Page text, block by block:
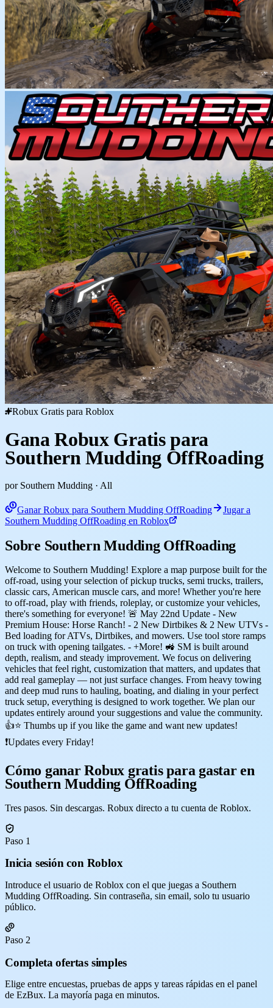
Robux Gratis para Roblox
Gana Robux Gratis para
Southern Mudding OffRoading
por Southern Mudding · All
Ganar Robux para Southern Mudding OffRoading
Jugar a
Southern Mudding OffRoading en Roblox
Sobre Southern Mudding OffRoading
Welcome to Southern Mudding! Explore a map purpose built for the
off-road, using your selection of pickup trucks, semi trucks, trailers,
classic cars, American muscle cars, and more! Whether you're here
to off-road, play with friends, roleplay, or customize your vehicles,
there's something for everyone! 🚨 May 22nd Update - New
Premium House: Horse Ranch! - 2 New Dirtbikes & 2 New UTVs -
Bed loading for ATVs, Dirtbikes, and mowers. Use tool store ramps
on truck with opening tailgates. - +More! 🚜 SM is built around
depth, realism, and steady improvement. We focus on delivering
vehicles that feel right, customization that matters, and updates that
add real gameplay — not just surface changes. From heavy towing
and deep mud runs to hauling, boating, and dialing in your perfect
truck setup, everything is designed to work together. We plan our
updates entirely around your suggestions and value the community.
👍⭐ Thumbs up if you like the game and want new updates!
❗Updates every Friday!
Cómo ganar Robux gratis para gastar en
Southern Mudding OffRoading
Tres pasos. Sin descargas. Robux directo a tu cuenta de Roblox.
Paso 1
Inicia sesión con Roblox
Introduce el usuario de Roblox con el que juegas a Southern
Mudding OffRoading. Sin contraseña, sin email, solo tu usuario
público.
Paso 2
Completa ofertas simples
Elige entre encuestas, pruebas de apps y tareas rápidas en el panel
de EzBux. La mayoría paga en minutos.